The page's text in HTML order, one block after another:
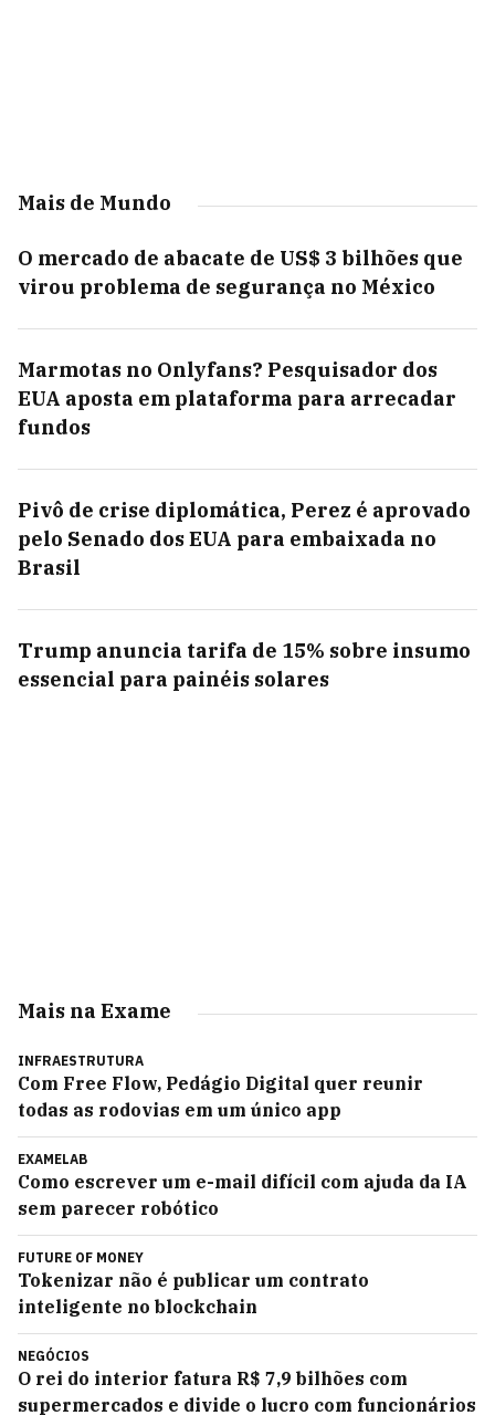
Mais de Mundo
O mercado de abacate de US$ 3 bilhões que
virou problema de segurança no México
Marmotas no Onlyfans? Pesquisador dos
EUA aposta em plataforma para arrecadar
fundos
Pivô de crise diplomática, Perez é aprovado
pelo Senado dos EUA para embaixada no
Brasil
Trump anuncia tarifa de 15% sobre insumo
essencial para painéis solares
Mais na Exame
INFRAESTRUTURA
Com Free Flow, Pedágio Digital quer reunir
todas as rodovias em um único app
EXAMELAB
Como escrever um e-mail difícil com ajuda da IA
sem parecer robótico
FUTURE OF MONEY
Tokenizar não é publicar um contrato
inteligente no blockchain
NEGÓCIOS
O rei do interior fatura R$ 7,9 bilhões com
supermercados e divide o lucro com funcionários